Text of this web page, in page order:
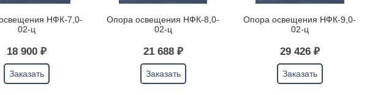
НФК-7,0-
02-ц
18 900 ₽
Заказать
Опора освещения НФК-8,0-
02-ц
21 688 ₽
Заказать
Опора освещения НФК-9,0-
02-ц
29 426 ₽
Заказать